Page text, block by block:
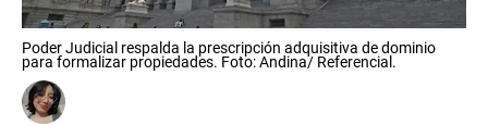
Poder Judicial respalda la prescripción adquisitiva de dominio
para formalizar propiedades. Foto: Andina/ Referencial.